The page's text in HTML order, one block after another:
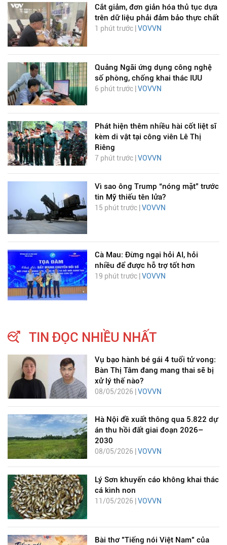
Cắt giảm, đơn giản hóa thủ tục dựa
trên dữ liệu phải đảm bảo thực chất
1 phút trước | VOVVN
Quảng Ngãi ứng dụng công nghệ
số phòng, chống khai thác IUU
6 phút trước |VOVVN
Phát hiện thêm nhiều hài cốt liệt sĩ
kèm di vật tại công viên Lê Thị
Riêng
7 phút trước | VOVVN
Vì sao ông Trump “nóng mặt” trước
tin Mỹ thiếu tên lửa?
15 phút trước | VOVVN
Cà Mau: Đừng ngại hỏi AI, hỏi
nhiều để được hỗ trợ tốt hơn
19 phút trước | VOVVN
TIN ĐỌC NHIỀU NHẤT
Vụ bạo hành bé gái 4 tuổi tử vong:
Bàn Thị Tâm đang mang thai sẽ bị
xử lý thế nào?
08/05/2026 |VOVVN
Hà Nội đề xuất thông qua 5.822 dự
án thu hồi đất giai đoạn 2026–
2030
08/05/2026 | VOVVN
Lý Sơn khuyến cáo không khai thác
cá kình non
11/05/2026 | VOVVN
Bài thơ "Tiếng nói Việt Nam" của